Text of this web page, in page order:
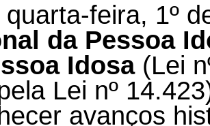
quarta-feira, 1º
da Pessoa
Idosa(Lei
Lei nº
avanços